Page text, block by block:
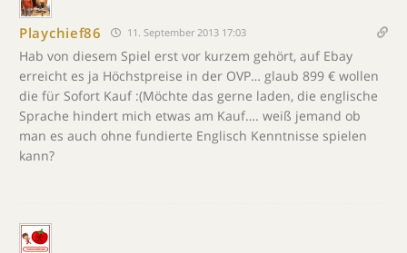
Playchief86 11. September 2013 17:03
Hab von diesem Spiel erst vor kurzem gehört, auf Ebay
erreicht es ja Höchstpreise in der OVP… glaub 899 € wollen
die für Sofort Kauf :(Möchte das gerne laden, die englische
Sprache hindert mich etwas am Kauf…. weiß jemand ob
man es auch ohne fundierte Englisch Kenntnisse spielen
kann?